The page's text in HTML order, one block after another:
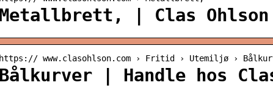
| Clas Ohlson
www.clasohlson.com › Fritid › Utemiljø ›
| Handle hos